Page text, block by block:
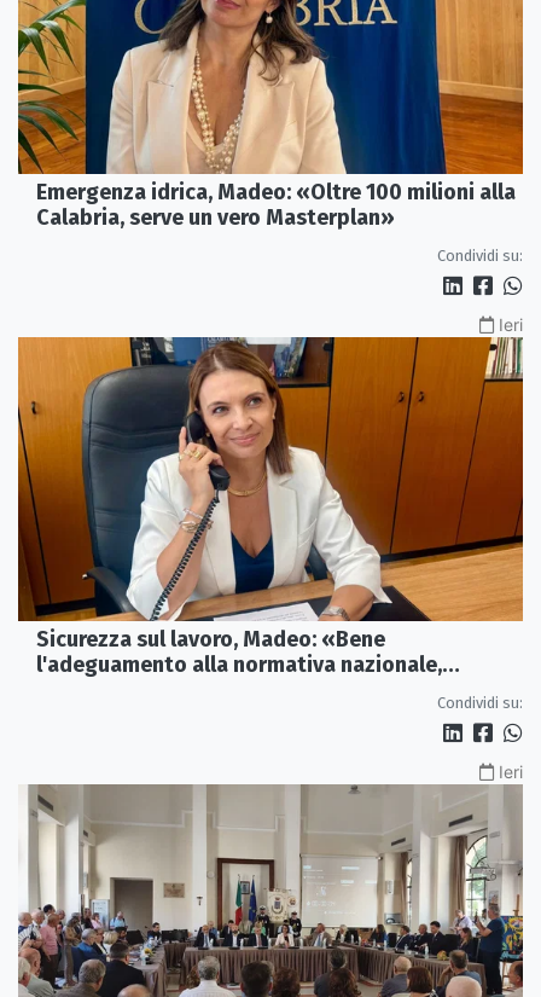
Emergenza idrica, Madeo: «Oltre 100 milioni alla
Calabria, serve un vero Masterplan»
Condividi su:
Ieri
Sicurezza sul lavoro, Madeo: «Bene
l'adeguamento alla normativa nazionale,
Condividi su:
Ieri